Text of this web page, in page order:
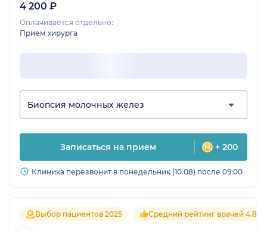
4 200 ₽
Оплачивается отдельно:
Прием хирурга
Биопсия молочных желез
Записаться на прием + 200
Клиника перезвонит в понедельник (10.08) после 09:00
Выбор пациентов 2025 Средний рейтинг врачей 4.8